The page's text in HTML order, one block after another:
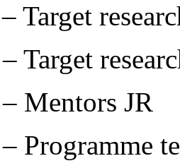
Target
Target
Mentors JR
Programme